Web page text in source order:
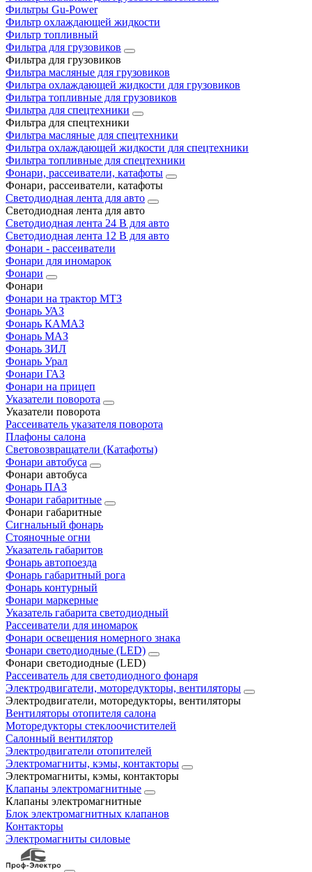
Фильтры Gu-Power
Фильтр охлаждающей жидкости
Фильтр топливный
Фильтра для грузовиков
Фильтра для грузовиков
Фильтра масляные для грузовиков
Фильтра охлаждающей жидкости для грузовиков
Фильтра топливные для грузовиков
Фильтра для спецтехники
Фильтра для спецтехники
Фильтра масляные для спецтехники
Фильтра охлаждающей жидкости для спецтехники
Фильтра топливные для спецтехники
Фонари, рассеиватели, катафоты
Фонари, рассеиватели, катафоты
Светодиодная лента для авто
Светодиодная лента для авто
Светодиодная лента 24 В для авто
Светодиодная лента 12 В для авто
Фонари - рассеиватели
Фонари для иномарок
Фонари
Фонари
Фонари на трактор МТЗ
Фонарь УАЗ
Фонарь КАМАЗ
Фонарь МАЗ
Фонарь ЗИЛ
Фонарь Урал
Фонари ГАЗ
Фонари на прицеп
Указатели поворота
Указатели поворота
Рассеиватель указателя поворота
Плафоны салона
Световозвращатели (Катафоты)
Фонари автобуса
Фонари автобуса
Фонарь ПАЗ
Фонари габаритные
Фонари габаритные
Сигнальный фонарь
Стояночные огни
Указатель габаритов
Фонарь автопоезда
Фонарь габаритный рога
Фонарь контурный
Фонари маркерные
Указатель габарита светодиодный
Рассеиватели для иномарок
Фонари освещения номерного знака
Фонари светодиодные (LED)
Фонари светодиодные (LED)
Рассеиватель для светодиодного фонаря
Электродвигатели, моторедукторы, вентиляторы
Электродвигатели, моторедукторы, вентиляторы
Вентиляторы отопителя салона
Моторедукторы стеклоочистителей
Салонный вентилятор
Электродвигатели отопителей
Электромагниты, кэмы, контакторы
Электромагниты, кэмы, контакторы
Клапаны электромагнитные
Клапаны электромагнитные
Блок электромагнитных клапанов
Контакторы
Электромагниты силовые